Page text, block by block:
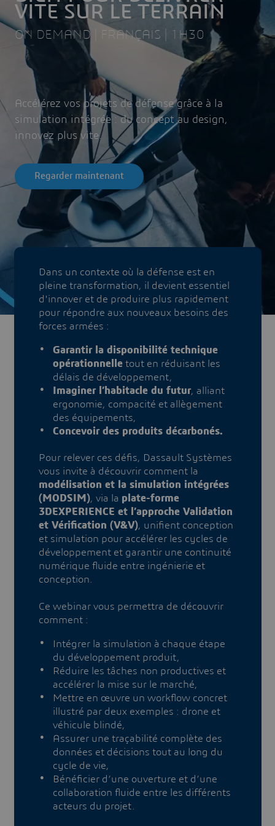
VITE SUR LE TERRAIN
ON DEMAND | FRANÇAIS | 1H30
Accélérez vos projets de défense grâce à la
simulation intégrée : du concept au design,
innovez plus vite.
Regarder maintenant
Dans un contexte où la défense est en
pleine transformation, il devient essentiel
d'innover et de produire plus rapidement
pour répondre aux nouveaux besoins des
forces armées :
​​Garantir la disponibilité technique
opérationnelletout en réduisant les
délais de développement,
Imaginer l’habitacle du futur, alliant
ergonomie, compacité et allègement
des équipements,
Concevoir des produits décarbonés.
Pour relever ces défis, Dassault Systèmes
vous invite à découvrir comment la
modélisation et la simulation intégrées
(MODSIM), via la plate-forme
3DEXPERIENCE et l’approche Validation
et Vérification (V&V), unifient conception
et simulation pour accélérer les cycles de
développement et garantir une continuité
numérique fluide entre ingénierie et
conception.
Ce webinar vous permettra de découvrir
comment :
​​​​​​Intégrer la simulation à chaque étape
du développement produit,
Réduire les tâches non productives et
accélérer la mise sur le marché,
Mettre en œuvre un workflow concret
illustré par deux exemples : drone et
véhicule blindé,
Assurer une traçabilité complète des
données et décisions tout au long du
cycle de vie,
Bénéficier d’une ouverture et d’une
collaboration fluide entre les différents
acteurs du projet.